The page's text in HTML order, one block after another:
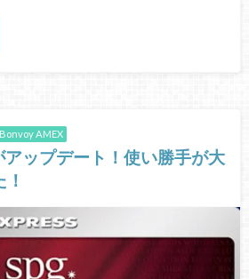
AMEX
ップデート！使い勝手が大